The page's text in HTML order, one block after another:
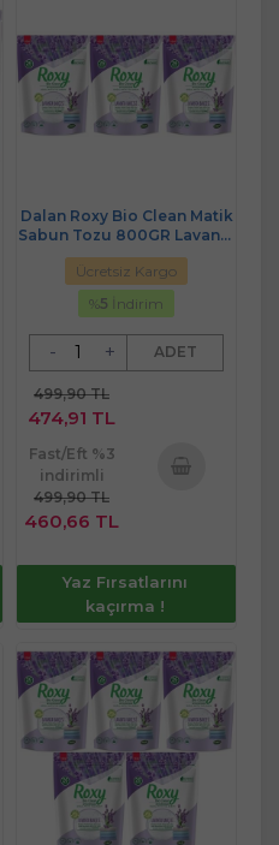
Dalan Roxy Bio Clean Matik
Sabun Tozu 800GR Lavanta
Bahçesi (3 Lü Set) (78
Yıkama)
Ücretsiz Kargo
%5 İndirim
- + ADET
499,90 TL
474,91 TL
Fast/Eft %3
indirimli
499,90 TL
460,66 TL
Yaz Fırsatlarını
kaçırma !